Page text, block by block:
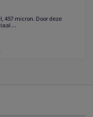
457 micron. Door deze
...